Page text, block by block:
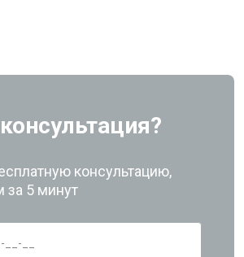
консультацию,
за 5 минут